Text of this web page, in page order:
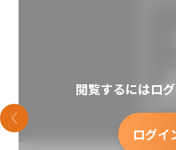
閲覧するにはロ
ログイ
前のスライド